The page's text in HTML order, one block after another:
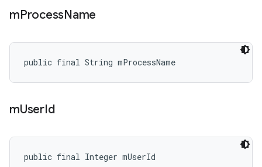
mProcessName
public final String mProcessName
mUserId
public final Integer mUserId